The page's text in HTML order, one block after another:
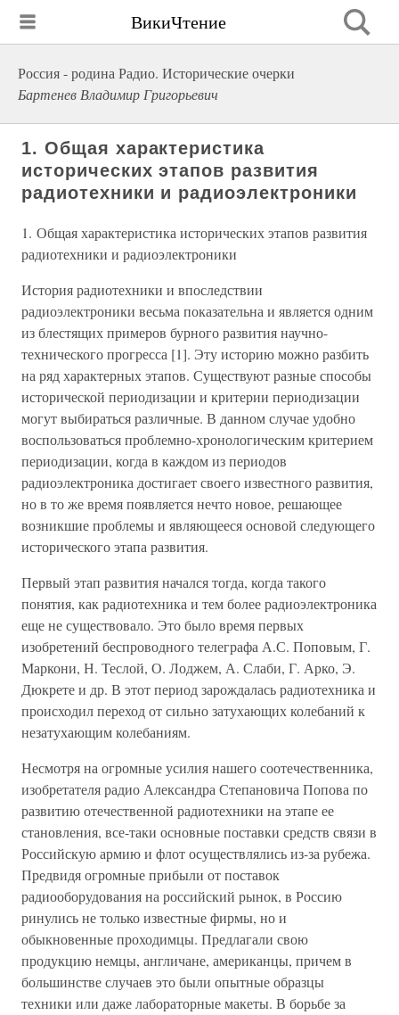
ВикиЧтение
Россия - родина Радио. Исторические очерки
Бартенев Владимир Григорьевич
1. Общая характеристика
исторических этапов развития
радиотехники и радиоэлектроники
1. Общая характеристика исторических этапов развития
радиотехники и радиоэлектроники
История радиотехники и впоследствии
радиоэлектроники весьма показательна и является одним
из блестящих примеров бурного развития научно-
технического прогресса [1]. Эту историю можно разбить
на ряд характерных этапов. Существуют разные способы
исторической периодизации и критерии периодизации
могут выбираться различные. В данном случае удобно
воспользоваться проблемно-хронологическим критерием
периодизации, когда в каждом из периодов
радиоэлектроника достигает своего известного развития,
но в то же время появляется нечто новое, решающее
возникшие проблемы и являющееся основой следующего
исторического этапа развития.
Первый этап развития начался тогда, когда такого
понятия, как радиотехника и тем более радиоэлектроника
еще не существовало. Это было время первых
изобретений беспроводного телеграфа А.С. Поповым, Г.
Маркони, Н. Теслой, О. Лоджем, А. Слаби, Г. Арко, Э.
Дюкрете и др. В этот период зарождалась радиотехника и
происходил переход от сильно затухающих колебаний к
незатухающим колебаниям.
Несмотря на огромные усилия нашего соотечественника,
изобретателя радио Александра Степановича Попова по
развитию отечественной радиотехники на этапе ее
становления, все-таки основные поставки средств связи в
Российскую армию и флот осуществлялись из-за рубежа.
Предвидя огромные прибыли от поставок
радиооборудования на российский рынок, в Россию
ринулись не только известные фирмы, но и
обыкновенные проходимцы. Предлагали свою
продукцию немцы, англичане, американцы, причем в
большинстве случаев это были опытные образцы
техники или даже лабораторные макеты. В борьбе за